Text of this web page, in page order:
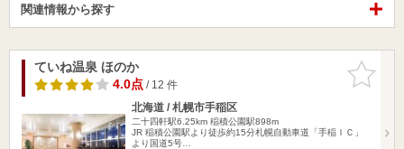
関連情報から探す
お気に入
りに追加
ていね温泉 ほのか
4.0点/ 12 件
北海道 / 札幌市手稲区
二十四軒駅6.25km 稲積公園駅898m
JR 稲積公園駅より徒歩約15分札幌自動車道「手稲ＩＣ」
より国道5号…